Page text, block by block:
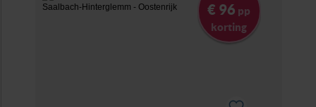
€ 96 pp
korting